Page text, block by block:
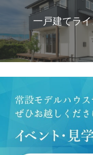
一戸建てラ